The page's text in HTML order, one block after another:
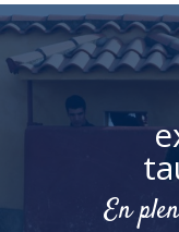
En